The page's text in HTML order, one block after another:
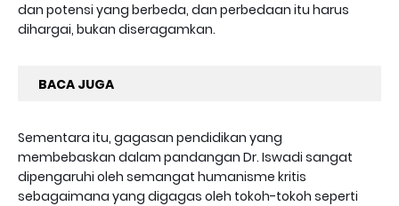
dan potensi yang berbeda, dan perbedaan itu harus
dihargai, bukan diseragamkan.
BACA JUGA
Sementara itu, gagasan pendidikan yang
membebaskan dalam pandangan Dr. Iswadi sangat
dipengaruhi oleh semangat humanisme kritis
sebagaimana yang digagas oleh tokoh-tokoh seperti